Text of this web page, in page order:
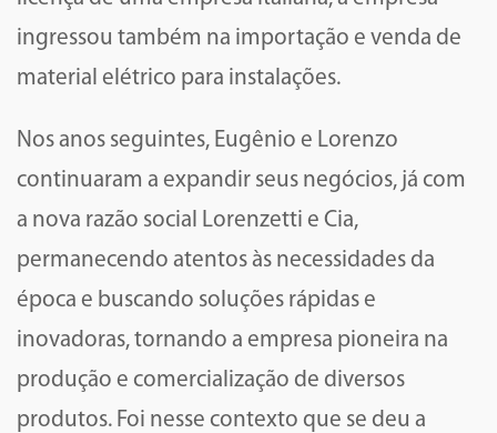
ingressou também na importação e venda de
material elétrico para instalações.
Nos anos seguintes, Eugênio e Lorenzo
continuaram a expandir seus negócios, já com
a nova razão social Lorenzetti e Cia,
permanecendo atentos às necessidades da
época e buscando soluções rápidas e
inovadoras, tornando a empresa pioneira na
produção e comercialização de diversos
produtos. Foi nesse contexto que se deu a